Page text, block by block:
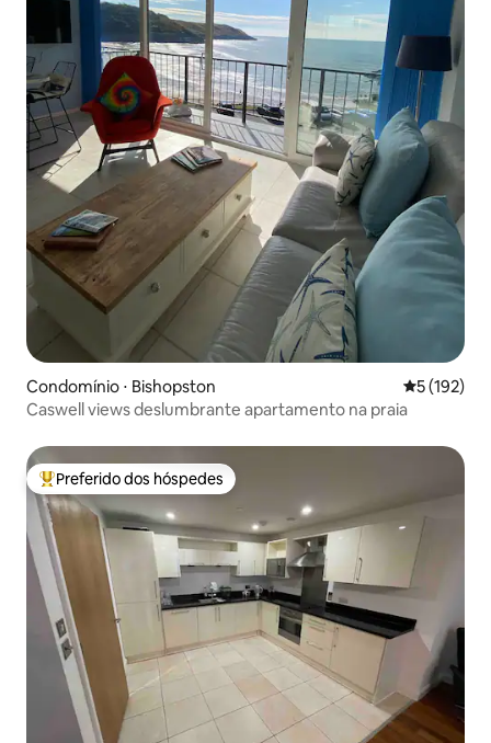
Condomínio ⋅ Bishopston 5 de uma
5 (192)
Caswell views deslumbrante apartamento na praia
Entre os melhores preferidos dos hóspedes
Preferido dos hóspedes